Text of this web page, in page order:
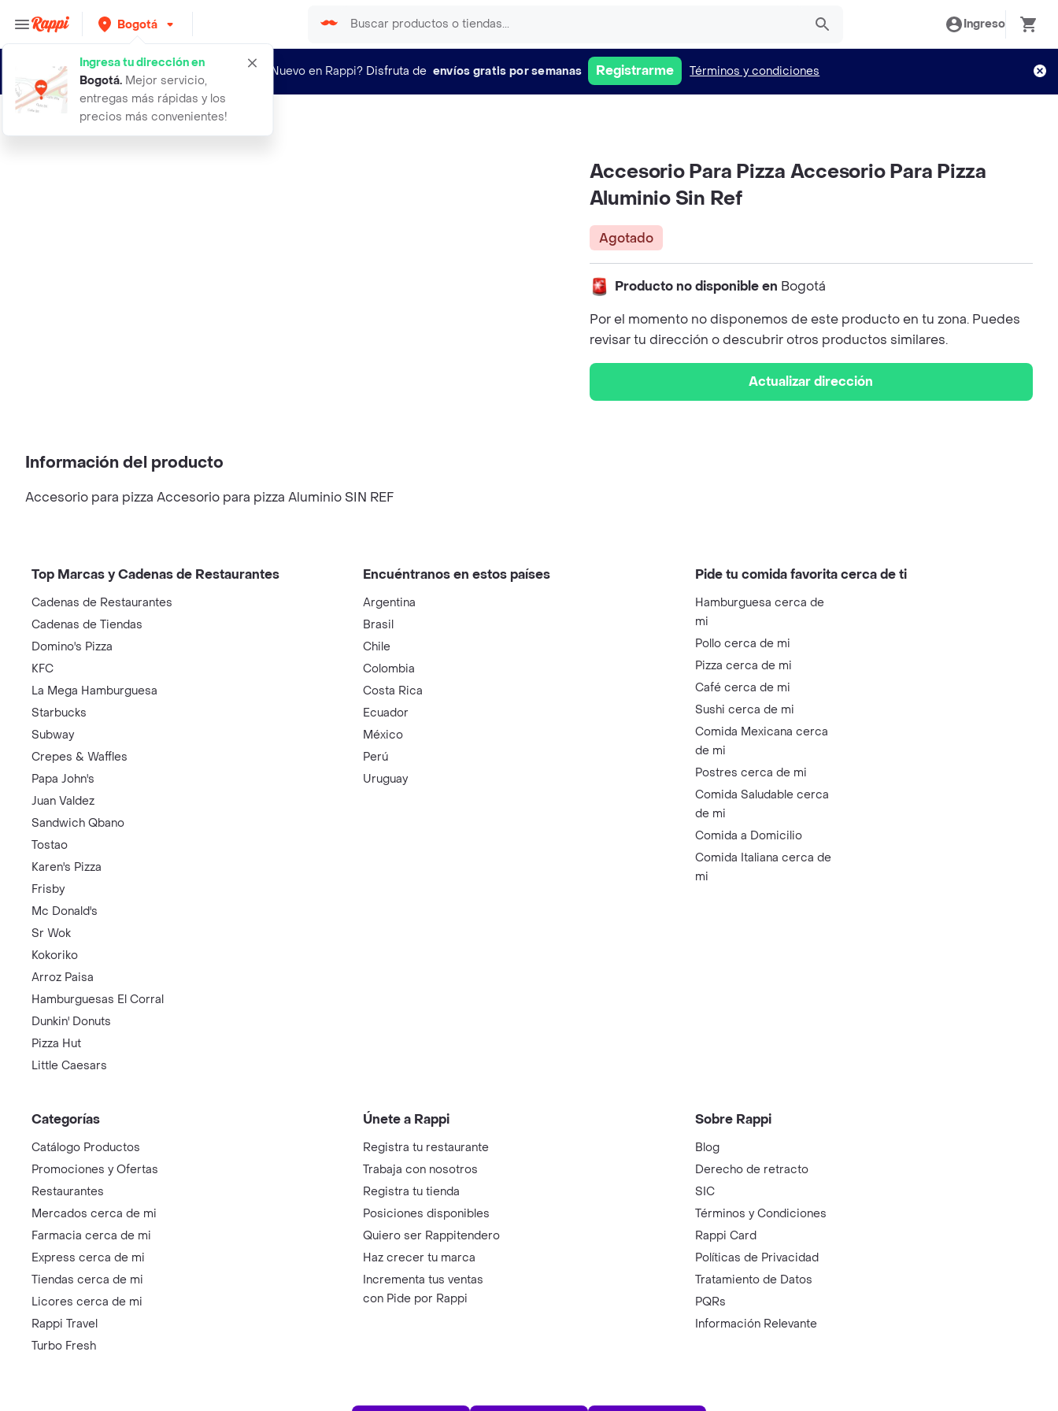
Bogotá
Ingresa tu dirección en
Bogotá. Mejor servicio,
entregas más rápidas y los
precios más convenientes!
Ingreso
¿Nuevo en Rappi? Disfruta de envíos gratis por semanas Registrarme Términos y condiciones
accesorio para pizza accesorio para
Accesorio Para Pizza Accesorio Para Pizza
Aluminio Sin Ref
Agotado
Producto no disponible en Bogotá
Por el momento no disponemos de este producto en tu zona. Puedes
revisar tu dirección o descubrir otros productos similares.
Actualizar dirección
Información del producto
Accesorio para pizza Accesorio para pizza Aluminio SIN REF
Top Marcas y Cadenas de Restaurantes
Cadenas de Restaurantes
Cadenas de Tiendas
Domino's Pizza
KFC
La Mega Hamburguesa
Starbucks
Subway
Crepes & Waffles
Papa John's
Juan Valdez
Sandwich Qbano
Tostao
Karen's Pizza
Frisby
Mc Donald's
Sr Wok
Kokoriko
Arroz Paisa
Hamburguesas El Corral
Dunkin' Donuts
Pizza Hut
Little Caesars
Encuéntranos en estos países
Argentina
Brasil
Chile
Colombia
Costa Rica
Ecuador
México
Perú
Uruguay
Pide tu comida favorita cerca de ti
Hamburguesa cerca de
mi
Pollo cerca de mi
Pizza cerca de mi
Café cerca de mi
Sushi cerca de mi
Comida Mexicana cerca
de mi
Postres cerca de mi
Comida Saludable cerca
de mi
Comida a Domicilio
Comida Italiana cerca de
mi
Categorías
Catálogo Productos
Promociones y Ofertas
Restaurantes
Mercados cerca de mi
Farmacia cerca de mi
Express cerca de mi
Tiendas cerca de mi
Licores cerca de mi
Rappi Travel
Turbo Fresh
Únete a Rappi
Registra tu restaurante
Trabaja con nosotros
Registra tu tienda
Posiciones disponibles
Quiero ser Rappitendero
Haz crecer tu marca
Incrementa tus ventas
con Pide por Rappi
Sobre Rappi
Blog
Derecho de retracto
SIC
Términos y Condiciones
Rappi Card
Políticas de Privacidad
Tratamiento de Datos
PQRs
Información Relevante